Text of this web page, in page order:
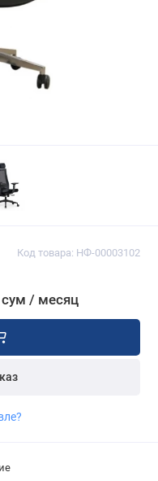
Код товара: НФ-00003102
/ месяц